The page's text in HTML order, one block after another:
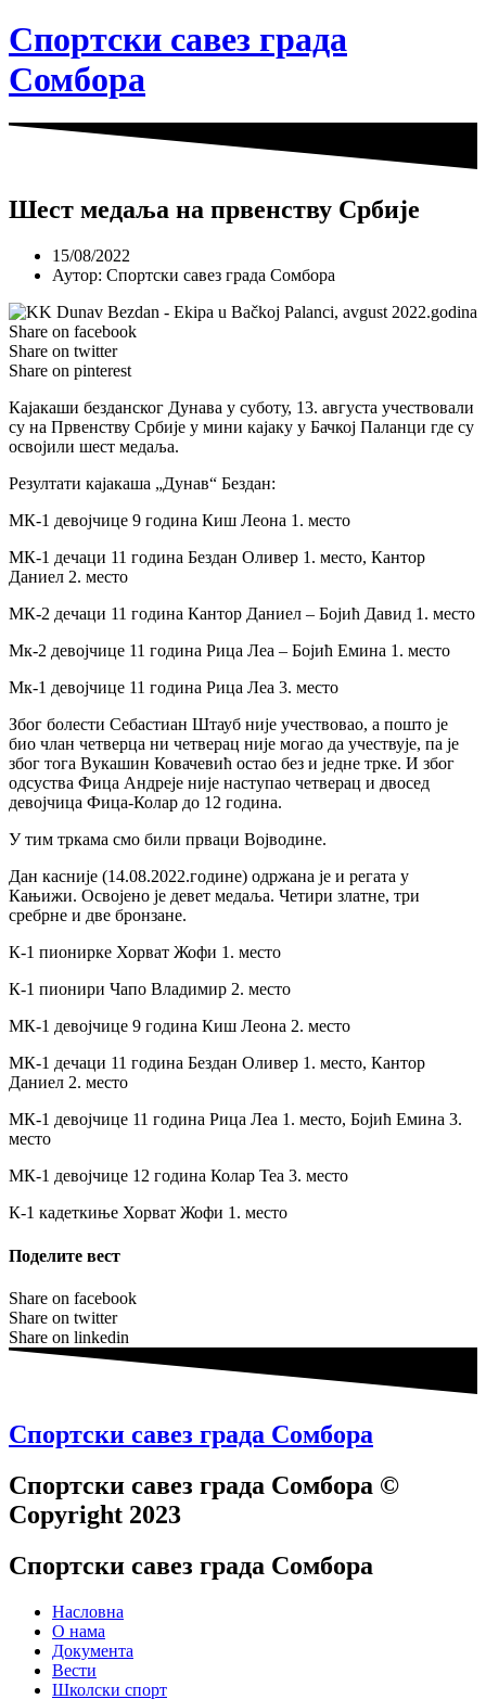
Спортски савез града
Сомбора​
Шест медаља на првенству Србије
15/08/2022
Аутор: Спортски савез града Сомбора
Share on facebook
Share on twitter
Share on pinterest
Кајакаши безданског Дунава у суботу, 13. августа учествовали
су на Првенству Србије у мини кајаку у Бачкој Паланци где су
освојили шест медаља.
Резултати кајакаша „Дунав“ Бездан:
МК-1 девојчице 9 година Киш Леона 1. место
МК-1 дечаци 11 година Бездан Оливер 1. место, Кантор
Даниел 2. место
МК-2 дечаци 11 година Кантор Даниел – Бојић Давид 1. место
Мк-2 девојчице 11 година Рица Леа – Бојић Емина 1. место
Мк-1 девојчице 11 година Рица Леа 3. место
Због болести Себастиан Штауб није учествовао, а пошто је
био члан четверца ни четверац није могао да учествује, па је
због тога Вукашин Ковачевић остао без и једне трке. И због
одсуства Фица Андреје није наступао четверац и двосед
девојчица Фица-Колар до 12 година.
У тим тркама смо били прваци Војводине.
Дан касније (14.08.2022.године) одржана је и регата у
Кањижи. Освојено је девет медаља. Четири златне, три
сребрне и две бронзане.
К-1 пионирке Хорват Жофи 1. место
К-1 пионири Чапо Владимир 2. место
МК-1 девојчице 9 година Киш Леона 2. место
МК-1 дечаци 11 година Бездан Оливер 1. место, Кантор
Даниел 2. место
МК-1 девојчице 11 година Рица Леа 1. место, Бојић Емина 3.
место
МК-1 девојчице 12 година Колар Теа 3. место
К-1 кадеткиње Хорват Жофи 1. место
Поделите вест
Share on facebook
Share on twitter
Share on linkedin
Спортски савез града Сомбора​
Спортски савез града Сомбора​ ©
Copyright 2023
Спортски савез града Сомбора
Насловна
О нама
Документа
Вести
Школски спорт